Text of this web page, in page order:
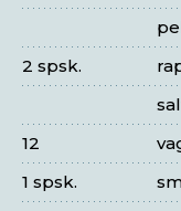
2 spsk.
12
1 spsk.